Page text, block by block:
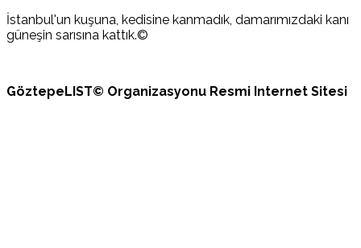
İstanbul'un kuşuna, kedisine kanmadık, damarımızdaki kanı
güneşin sarısına kattık.©
GöztepeLIST© Organizasyonu Resmi Internet Sitesi